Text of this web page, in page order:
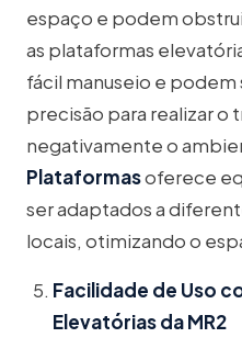
espaço e podem
as plataformas
fácil manuseio e
precisão para realizar o
negativamente o
Plataformasoferece
ser adaptados a
locais, otimizando o
Facilidade de Uso
Elevatórias da MR2